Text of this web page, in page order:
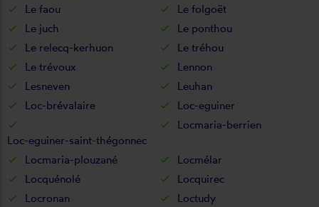
Le faou
Le folgoët
Le juch
Le ponthou
Le relecq-kerhuon
Le tréhou
Le trévoux
Lennon
Lesneven
Leuhan
Loc-brévalaire
Loc-eguiner
Loc-eguiner-saint-thégonnec
Locmaria-berrien
Locmaria-plouzané
Locmélar
Locquénolé
Locquirec
Locronan
Loctudy